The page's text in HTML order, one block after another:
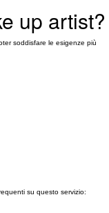
up artist?
soddisfare le esigenze più
su questo servizio: